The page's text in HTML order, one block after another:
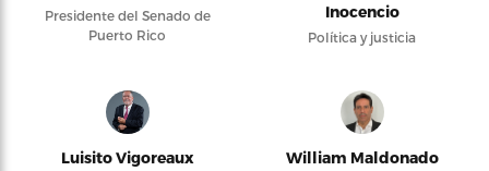
Presidente del Senado de
Puerto Rico
Inocencio
Política y justicia
Luisito Vigoreaux William Maldonado